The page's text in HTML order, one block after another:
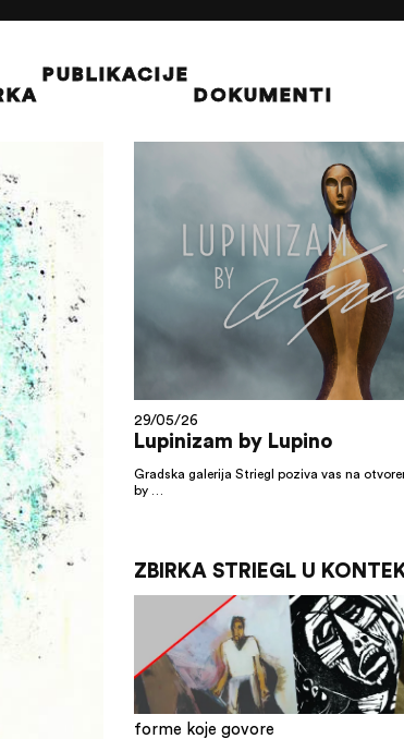
PUBLIKACIJE
DOKUMENTI
29/05/26
Lupinizam by Lupino
Gradska galerija Striegl poziva vas na
by …
ZBIRKA STRIEGL U
forme koje govore